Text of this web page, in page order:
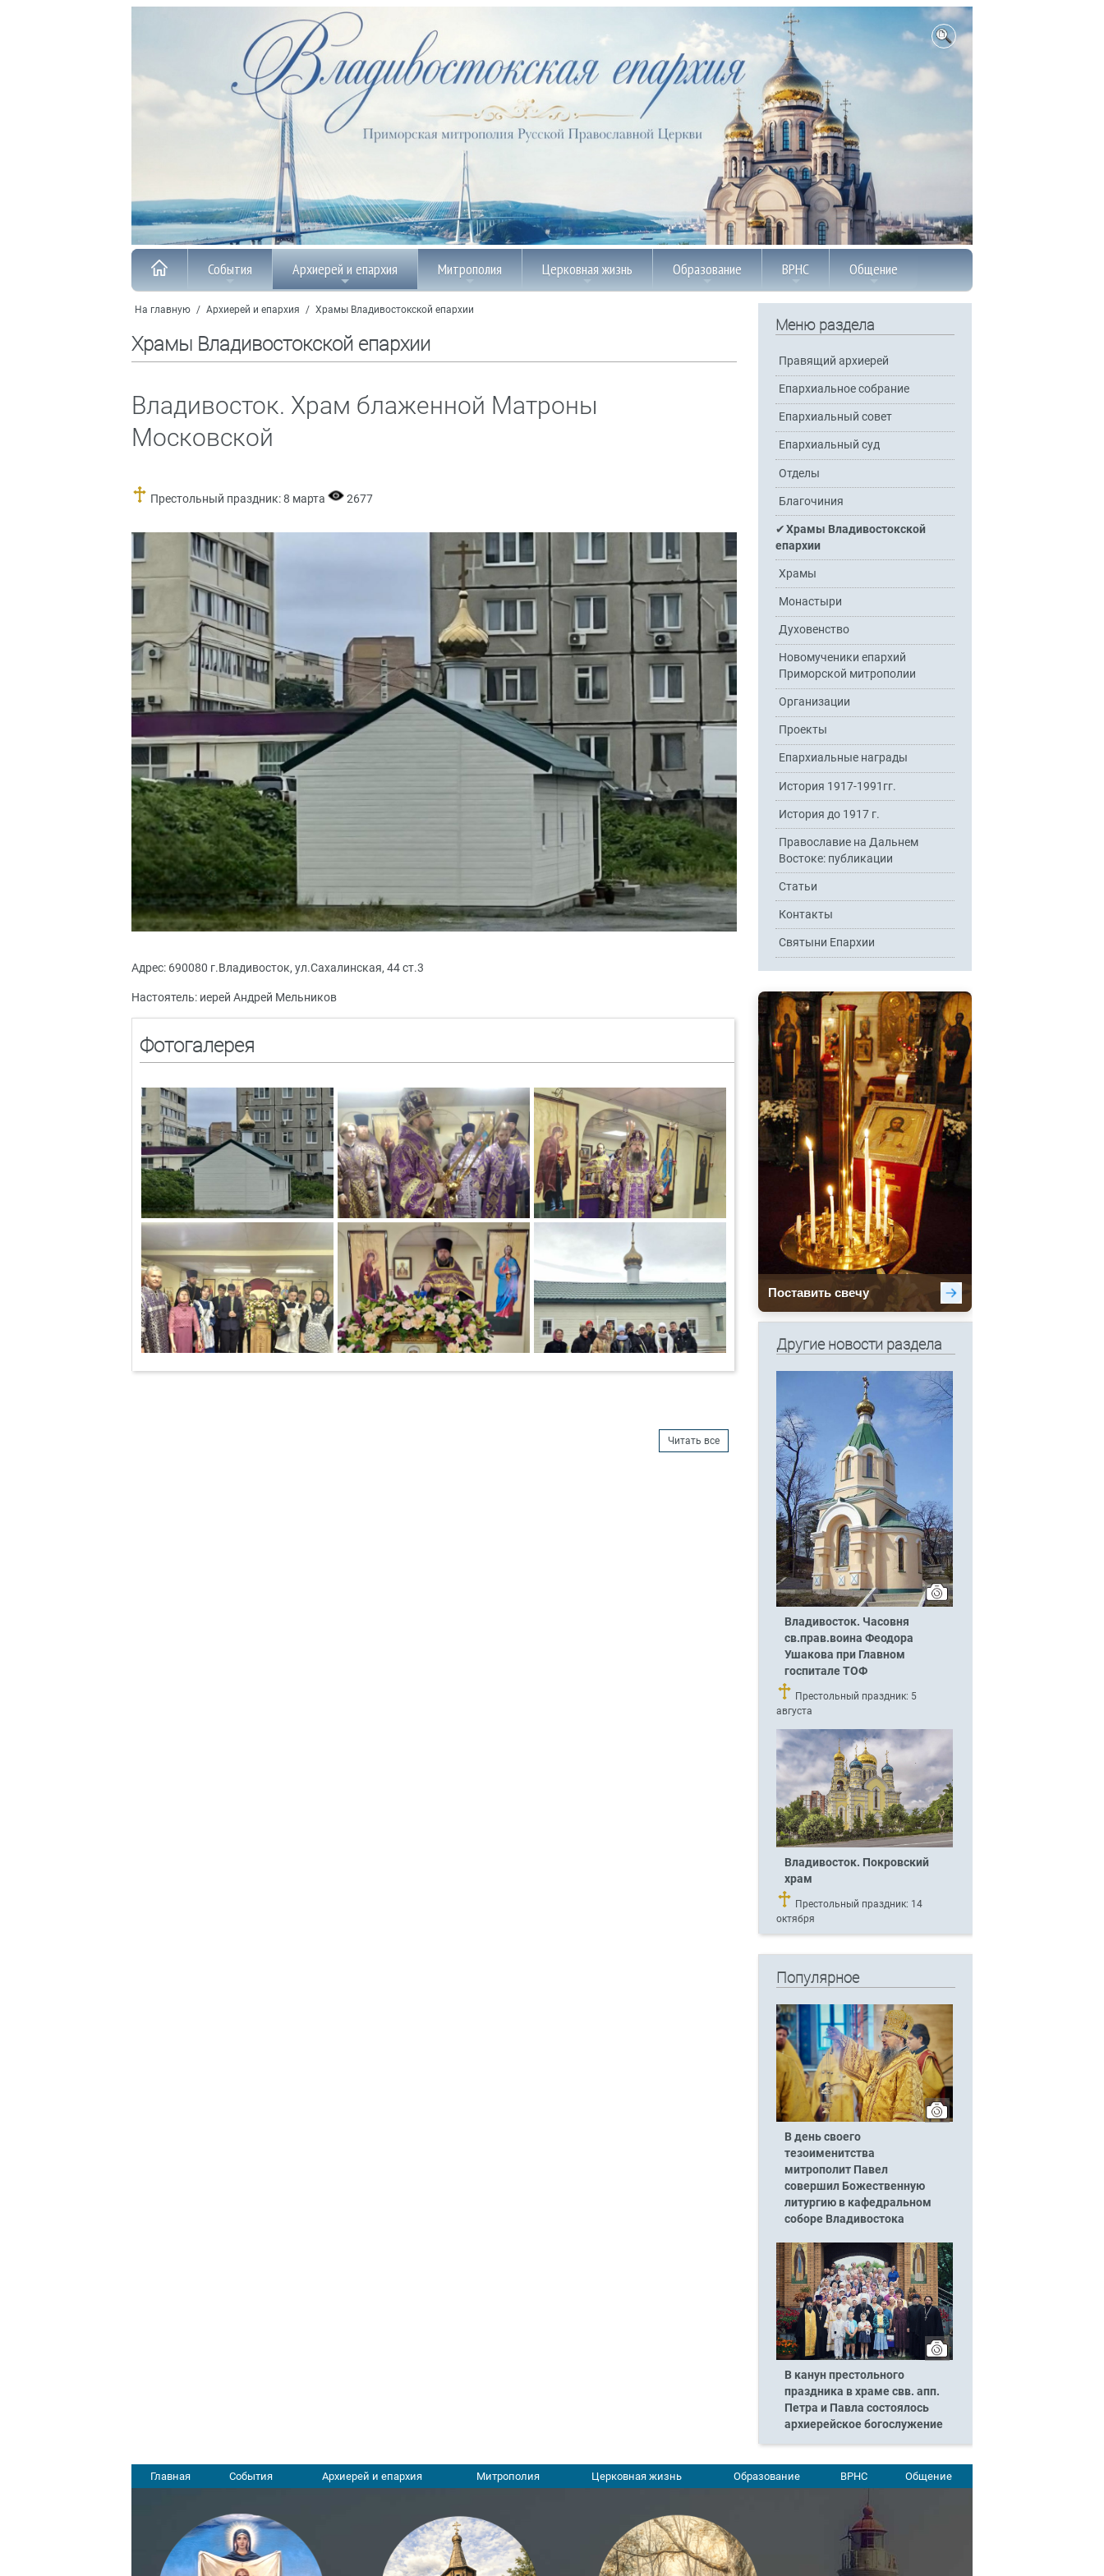
События Архиерей и епархия Митрополия Церковная жизнь Образование ВРНС Общение
На главную / Архиерей и епархия / Храмы Владивостокской епархии
Храмы Владивостокской епархии
Владивосток. Храм блаженной Матроны
Московской
Престольный праздник: 8 марта 2677
Адрес: 690080 г.Владивосток, ул.Сахалинская, 44 ст.3
Настоятель: иерей Андрей Мельников
Фотогалерея
Читать все
Меню раздела
Правящий архиерей
Епархиальное собрание
Епархиальный совет
Епархиальный суд
Отделы
Благочиния
Храмы Владивостокской
епархии
Храмы
Монастыри
Духовенство
Новомученики епархий
Приморской митрополии
Организации
Проекты
Епархиальные награды
История 1917-1991гг.
История до 1917 г.
Православие на Дальнем
Востоке: публикации
Статьи
Контакты
Святыни Епархии
Другие новости раздела
Владивосток. Часовня
св.прав.воина Феодора
Ушакова при Главном
госпитале ТОФ
Престольный праздник: 5
августа
Владивосток. Покровский
храм
Престольный праздник: 14
октября
Популярное
В день своего
тезоименитства
митрополит Павел
совершил Божественную
литургию в кафедральном
соборе Владивостока
В канун престольного
праздника в храме свв. апп.
Петра и Павла состоялось
архиерейское богослужение
Главная События Архиерей и епархия Митрополия Церковная жизнь Образование ВРНС Общение